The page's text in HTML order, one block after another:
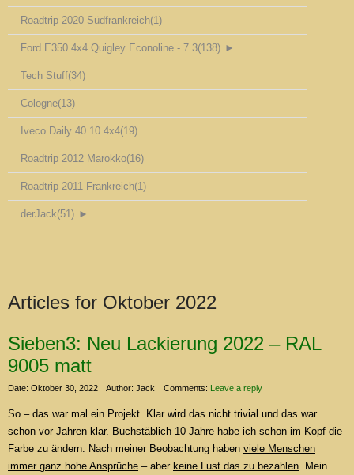
Roadtrip 2020 Südfrankreich(1)
Ford E350 4x4 Quigley Econoline - 7.3(138) ►
Tech Stuff(34)
Cologne(13)
Iveco Daily 40.10 4x4(19)
Roadtrip 2012 Marokko(16)
Roadtrip 2011 Frankreich(1)
derJack(51) ►
Articles for Oktober 2022
Sieben3: Neu Lackierung 2022 – RAL
9005 matt
Date: Oktober 30, 2022 Author: Jack Comments: Leave a reply
So – das war mal ein Projekt. Klar wird das nicht trivial und das war
schon vor Jahren klar. Buchstäblich 10 Jahre habe ich schon im Kopf die
Farbe zu ändern. Nach meiner Beobachtung haben viele Menschen
immer ganz hohe Ansprüche – aber keine Lust das zu bezahlen. Mein